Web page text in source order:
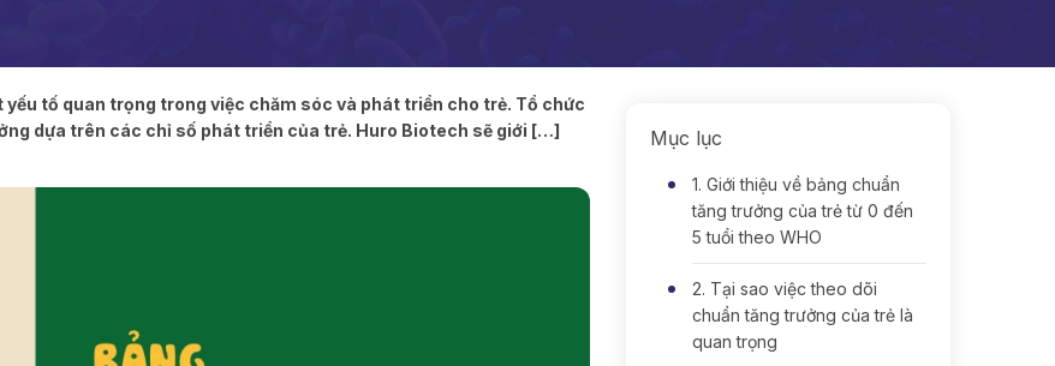
tố quan trọng trong việc chăm sóc và phát triển cho trẻ. Tổ chức
dựa trên các chỉ số phát triển của trẻ. Huro Biotech sẽ giới […]
Mục lục
1. Giới thiệu về bảng chuẩn
tăng trưởng của trẻ từ 0 đến
5 tuổi theo WHO
2. Tại sao việc theo dõi
chuẩn tăng trưởng của trẻ là
quan trọng